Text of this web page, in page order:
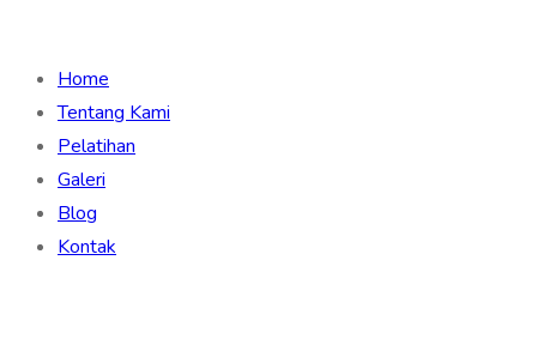
Home
Tentang Kami
Pelatihan
Galeri
Blog
Kontak